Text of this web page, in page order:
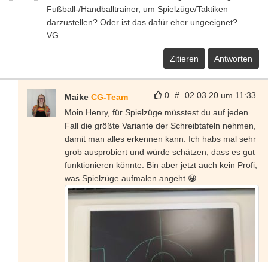
Fußball-/Handballtrainer, um Spielzüge/Taktiken
darzustellen? Oder ist das dafür eher ungeeignet?
VG
Zitieren Antworten
0 # 02.03.20 um 11:33
Maike CG-Team
Moin Henry, für Spielzüge müsstest du auf jeden
Fall die größte Variante der Schreibtafeln nehmen,
damit man alles erkennen kann. Ich habs mal sehr
grob ausprobiert und würde schätzen, dass es gut
funktionieren könnte. Bin aber jetzt auch kein Profi,
was Spielzüge aufmalen angeht 😀